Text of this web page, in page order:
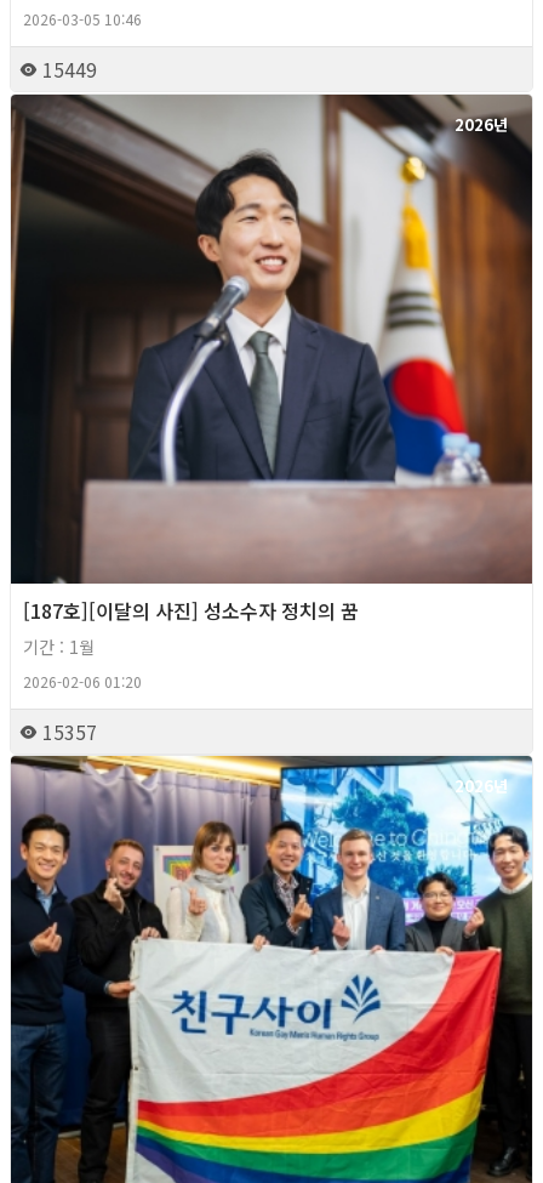
2026-03-05 10:46
15449
2026년
[187호][이달의 사진] 성소수자 정치의 꿈
기간 : 1월
2026-02-06 01:20
15357
2026년